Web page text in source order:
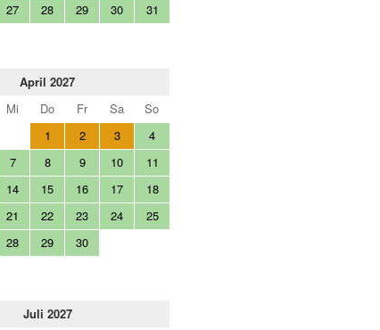
27 28 29 30 31
April 2027
Mi Do Fr Sa
So
1
2 3
4
7 8 9 10
11
14 15 16 17
18
21 22 23 24
25
28 29 30
Juli 2027